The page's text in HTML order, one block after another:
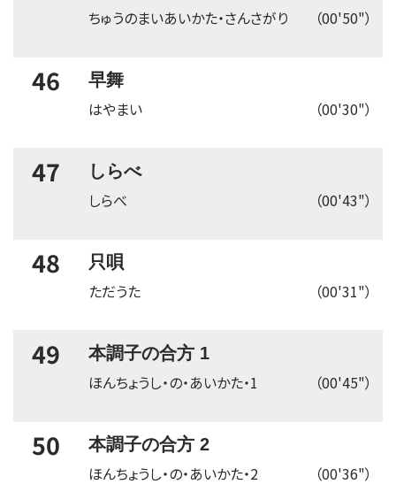
（00'50"）
ちゅうのまいあいかた・さんさがり
46 早舞
（00'30"）
はやまい
47 しらべ
（00'43"）
しらべ
48 只唄
（00'31"）
ただうた
49 本調子の合方 1
（00'45"）
ほんちょうし・の・あいかた・1
50 本調子の合方 2
（00'36"）
ほんちょうし・の・あいかた・2